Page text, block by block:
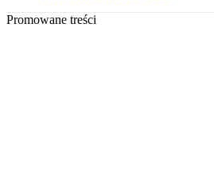
Promowane treści